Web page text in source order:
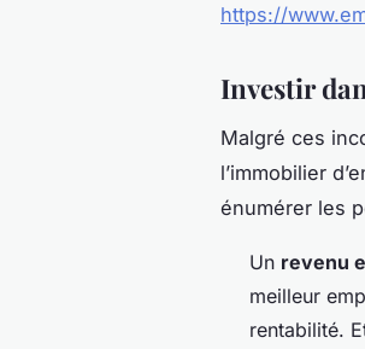
https://
Investir
Malgré ces
l’immobilier
énumérer les
Un revenu
meilleur
rentabilité.